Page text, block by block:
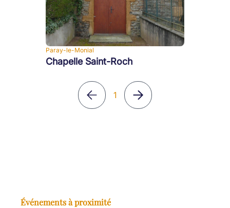
Paray-le-Monial
Chapelle Saint-Roch
1
Événements à proximité